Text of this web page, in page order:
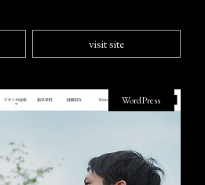
visit site
WordPress